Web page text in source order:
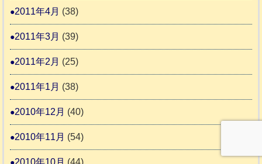
2011年4月 (38)
2011年3月 (39)
2011年2月 (25)
2011年1月 (38)
2010年12月 (40)
2010年11月 (54)
2010年10月 (44)